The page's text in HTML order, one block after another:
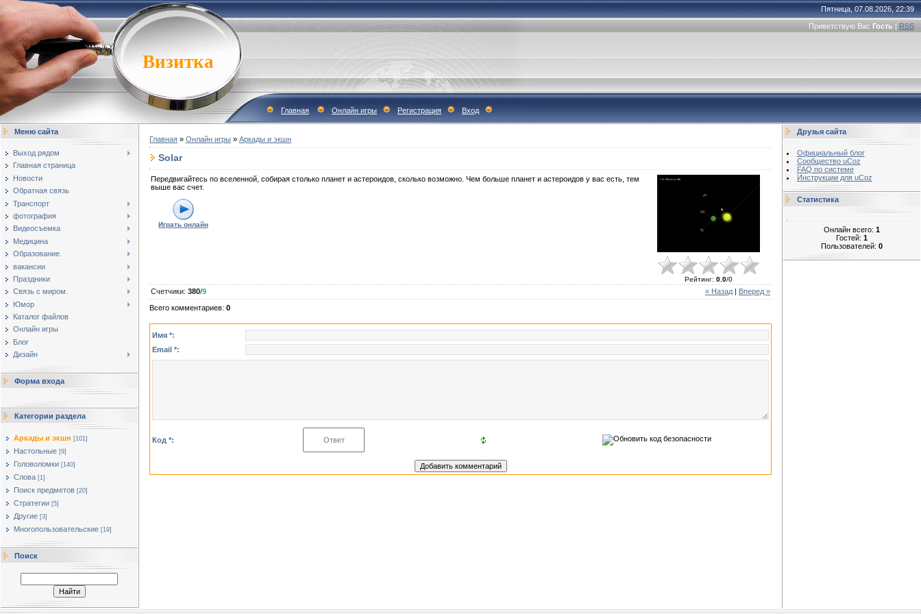
Визитка
Пятница, 07.08.2026, 22:39
Приветствую Вас Гость | RSS
Главная Онлайн игры Регистрация Вход
Меню сайта
Выход рядом
Главная страница
Новости
Обратная связь
Транспорт
фотография
Видеосъемка
Медицина
Образование.
вакансии
Праздники
Связь с миром.
Юмор
Каталог файлов
Онлайн игры
Блог
Дизайн
Форма входа
Категории раздела
Аркады и экшн [101]
Настольные [9]
Головоломки [140]
Слова [1]
Поиск предметов [20]
Стратегии [5]
Другие [3]
Многопользовательские [19]
Поиск
Главная » Онлайн игры » Аркады и экшн
Solar
Передвигайтесь по вселенной, собирая столько планет и астероидов, сколько возможно. Чем больше планет и астероидов у вас есть, тем
выше вас счет.
Играть онлайн
Рейтинг: 0.0/0
« Назад Вперед »
Счетчики: 380/9
Всего комментариев: 0
Имя *:
Email *:
Код *:
Друзья сайта
Официальный блог
Сообщество uCoz
FAQ по системе
Инструкции для uCoz
Статистика
Онлайн всего: 1
Гостей: 1
Пользователей: 0